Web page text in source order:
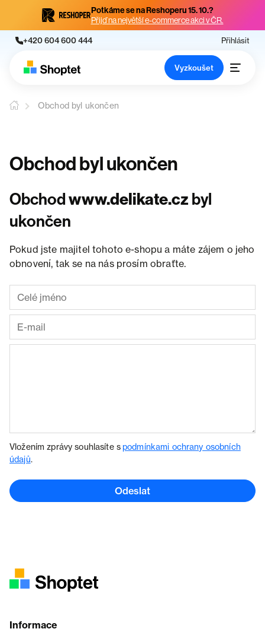
Potkáme se na Reshoperu 15. 10.?
Přijď na největší e-commerce akci v ČR.
+420 604 600 444 Přihlásit
Vyzkoušet
Obchod byl ukončen
Obchod byl ukončen
Obchodwww.delikate.cz byl
ukončen
Pokud jste majitel tohoto e-shopu a máte zájem o jeho
obnovení, tak se na nás prosím obraťte.
Vložením zprávy souhlasíte spodmínkami ochrany osobních
údajů.
Odeslat
Informace